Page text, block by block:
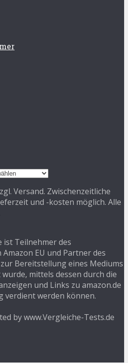
Versand. Zwischenzeitliche
und -kosten möglich. Alle
ist Teilnehmer des
EU und Partner des
Bereitstellung eines Mediums
mittels dessen durch die
und Links zu amazon.de
werden können.
by www.Vergleiche-Tests.de